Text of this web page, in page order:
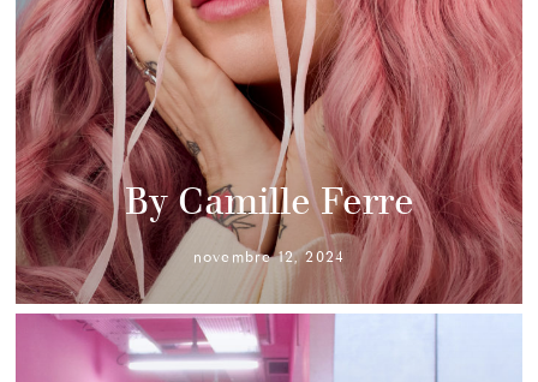
By Camille Ferre
novembre 12, 2024